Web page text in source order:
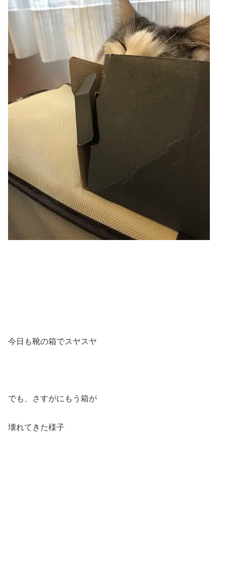
今日も靴の箱でスヤスヤ
でも、さすがにもう箱が
壊れてきた様子